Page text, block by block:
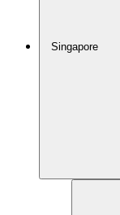
Singapore